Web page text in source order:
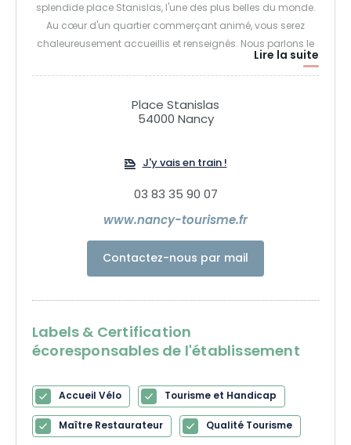
splendide place Stanislas, l'une des plus belles du monde.
Au cœur d'un quartier commerçant animé, vous serez
chaleureusement accueillis et renseignés. Nous parlons le
français, l'anglais et l'allemand, et sommes à votre service
7 jours sur 7 !
Nous vous fournissons des informations complètes sur les
équipements, agendas événementiels, visites guidées,
stationnement… Nous vous procurerons toutes les
informations nécessaires.
Lire la suite
Place Stanislas
54000 Nancy
J'y vais en train !
03 83 35 90 07
www.nancy-tourisme.fr
Contactez-nous par mail
Labels & Certification
écoresponsables de l'établissement
Accueil Vélo
Tourisme et Handicap
Maître Restaurateur
Qualité Tourisme